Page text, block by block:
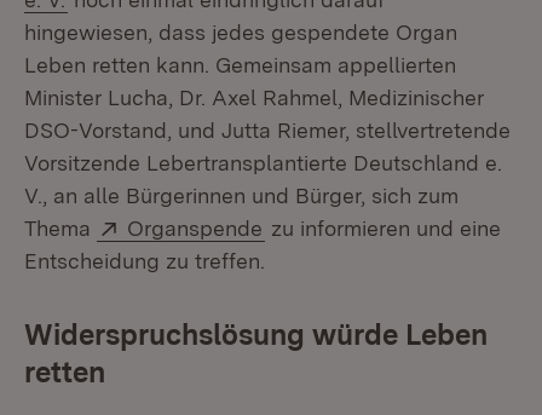
hingewiesen, dass jedes gespendete Organ
Leben retten kann. Gemeinsam appellierten
Minister Lucha, Dr. Axel Rahmel, Medizinischer
DSO-Vorstand, und Jutta Riemer, stellvertretende
Vorsitzende Lebertransplantierte Deutschland e.
V., an alle Bürgerinnen und Bürger, sich zum
Thema
Extern:
Organspende (Öffnet in neuem Fenster)
zu informieren und eine
Entscheidung zu treffen.
Widerspruchslösung würde Leben
retten